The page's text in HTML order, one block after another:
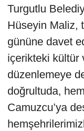
Turgutlu
Hüseyin Maliz,
gününe davet
içerikteki kültür
düzenlemeye
doğrultuda,
Camuzcu’ya